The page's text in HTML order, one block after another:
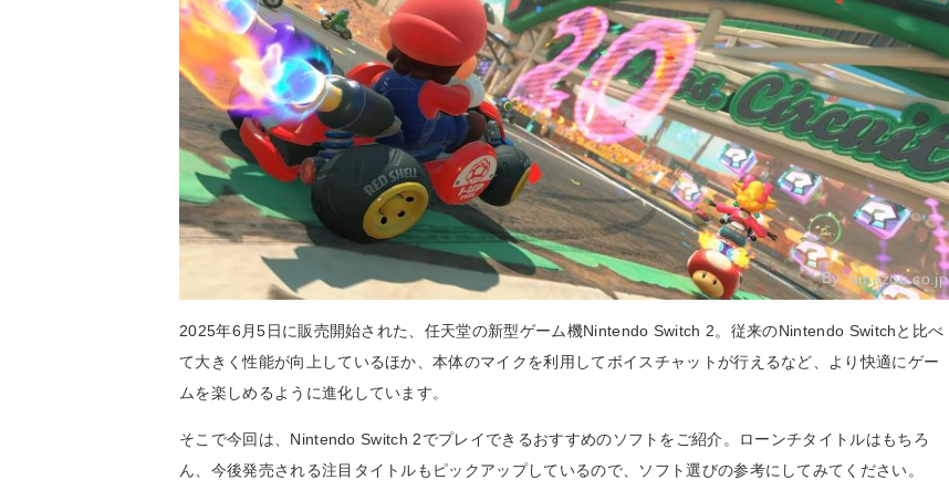
By:amazon.co.jp
2025年6月5日に販売開始された、任天堂の新型ゲーム機Nintendo Switch 2。従来のNintendo Switchと比べ
て大きく性能が向上しているほか、本体のマイクを利用してボイスチャットが行えるなど、より快適にゲー
ムを楽しめるように進化しています。
そこで今回は、Nintendo Switch 2でプレイできるおすすめのソフトをご紹介。ローンチタイトルはもちろ
ん、今後発売される注目タイトルもピックアップしているので、ソフト選びの参考にしてみてください。